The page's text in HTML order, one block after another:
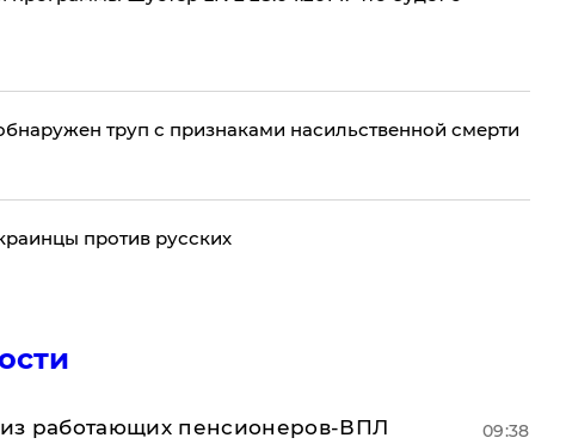
труп с признаками насильственной смерти
против русских
из работающих пенсионеров-ВПЛ
09:38